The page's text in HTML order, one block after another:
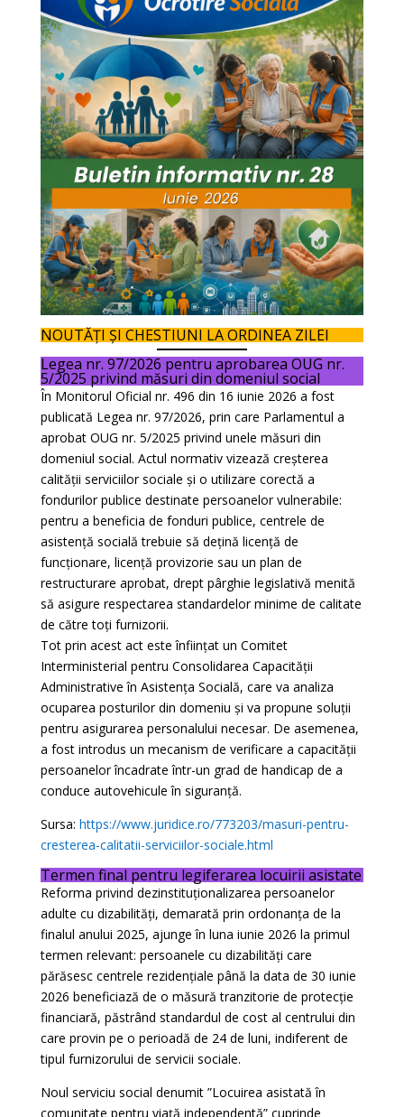
NOUTĂȚI ȘI CHESTIUNI LA ORDINEA ZILEI
Legea nr. 97/2026 pentru aprobarea OUG nr.
5/2025 privind măsuri din domeniul social
În Monitorul Oficial nr. 496 din 16 iunie 2026 a fost
publicată Legea nr. 97/2026, prin care Parlamentul a
aprobat OUG nr. 5/2025 privind unele măsuri din
domeniul social. Actul normativ vizează creșterea
calității serviciilor sociale și o utilizare corectă a
fondurilor publice destinate persoanelor vulnerabile:
pentru a beneficia de fonduri publice, centrele de
asistență socială trebuie să dețină licență de
funcționare, licență provizorie sau un plan de
restructurare aprobat, drept pârghie legislativă menită
să asigure respectarea standardelor minime de calitate
de către toți furnizorii.
Tot prin acest act este înființat un Comitet
Interministerial pentru Consolidarea Capacității
Administrative în Asistența Socială, care va analiza
ocuparea posturilor din domeniu și va propune soluții
pentru asigurarea personalului necesar. De asemenea,
a fost introdus un mecanism de verificare a capacității
persoanelor încadrate într-un grad de handicap de a
conduce autovehicule în siguranță.
Sursa: https://www.juridice.ro/773203/masuri-pentru-
cresterea-calitatii-serviciilor-sociale.html
Termen final pentru legiferarea locuirii asistate
Reforma privind dezinstituționalizarea persoanelor
adulte cu dizabilități, demarată prin ordonanța de la
finalul anului 2025, ajunge în luna iunie 2026 la primul
termen relevant: persoanele cu dizabilități care
părăsesc centrele rezidențiale până la data de 30 iunie
2026 beneficiază de o măsură tranzitorie de protecție
financiară, păstrând standardul de cost al centrului din
care provin pe o perioadă de 24 de luni, indiferent de
tipul furnizorului de servicii sociale.
Noul serviciu social denumit ”Locuirea asistată în
comunitate pentru viață independentă” cuprinde